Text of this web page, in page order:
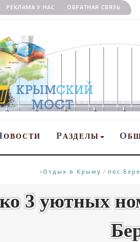
РЕКЛАМА У НАС ОБРАТНАЯ СВЯЗЬ
ОВОСТИ РАЗДЕЛЫ О
«Отдых в Крыму /
3 уютных